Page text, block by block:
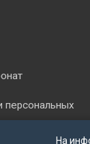
На
персональных